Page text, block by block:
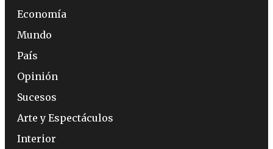
Economía
Mundo
País
Opinión
Sucesos
Arte y Espectáculos
Interior